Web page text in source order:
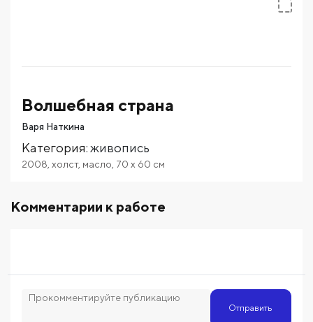
Волшебная страна
Варя Наткина
Категория:живопись
2008 холст, масло 70 x 60 см
Комментарии к работе
Отправить